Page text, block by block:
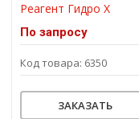
Реагент Гидро Х
По запросу
Код товара: 6350
ЗАКАЗАТЬ